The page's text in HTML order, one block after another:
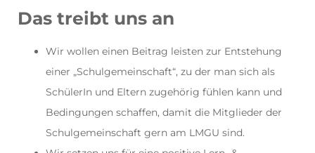
Das treibt uns an
Wir wollen einen Beitrag leisten zur Entstehung
einer „Schulgemeinschaft“, zu der man sich als
SchülerIn und Eltern zugehörig fühlen kann und
Bedingungen schaffen, damit die Mitglieder der
Schulgemeinschaft gern am LMGU sind.